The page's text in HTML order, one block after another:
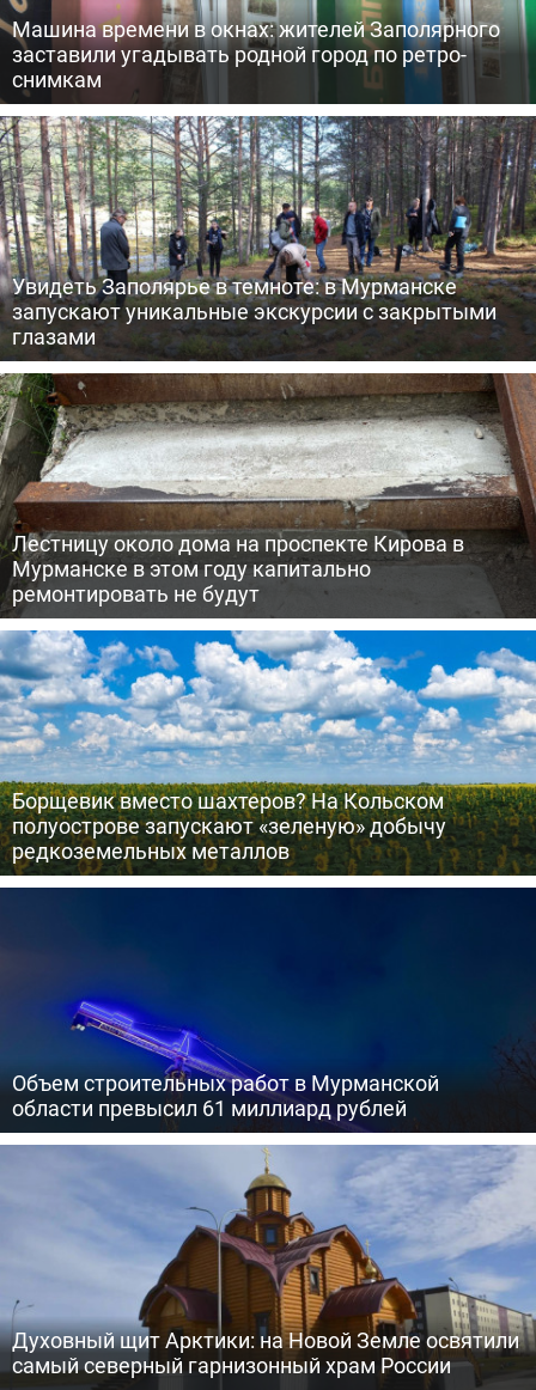
Машина времени в окнах: жителей Заполярного
заставили угадывать родной город по ретро-
снимкам
Увидеть Заполярье в темноте: в Мурманске
запускают уникальные экскурсии с закрытыми
глазами
Лестницу около дома на проспекте Кирова в
Мурманске в этом году капитально
ремонтировать не будут
Борщевик вместо шахтеров? На Кольском
полуострове запускают «зеленую» добычу
редкоземельных металлов
Объем строительных работ в Мурманской
области превысил 61 миллиард рублей
Духовный щит Арктики: на Новой Земле освятили
самый северный гарнизонный храм России